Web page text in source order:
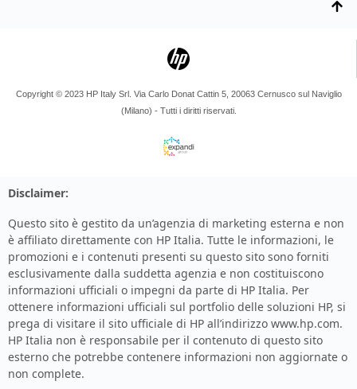
Copyright © 2023 HP Italy Srl. Via Carlo Donat Cattin 5, 20063 Cernusco sul Naviglio
(Milano) - Tutti i diritti riservati.
Disclaimer:
Questo sito è gestito da un’agenzia di marketing esterna e non
è affiliato direttamente con HP Italia. Tutte le informazioni, le
promozioni e i contenuti presenti su questo sito sono forniti
esclusivamente dalla suddetta agenzia e non costituiscono
informazioni ufficiali o impegni da parte di HP Italia. Per
ottenere informazioni ufficiali sul portfolio delle soluzioni HP, si
prega di visitare il sito ufficiale di HP all’indirizzo www.hp.com.
HP Italia non è responsabile per il contenuto di questo sito
esterno che potrebbe contenere informazioni non aggiornate o
non complete.